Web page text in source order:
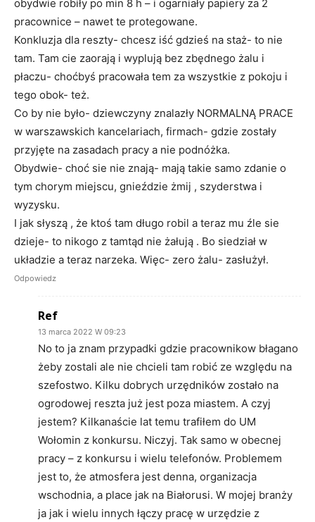
obydwie robiły po min 8 h – i ogarniały papiery za 2
pracownice – nawet te protegowane.
Konkluzja dla reszty- chcesz iść gdzieś na staż- to nie
tam. Tam cie zaorają i wyplują bez zbędnego żalu i
płaczu- choćbyś pracowała tem za wszystkie z pokoju i
tego obok- też.
Co by nie było- dziewczyny znalazły NORMALNĄ PRACE
w warszawskich kancelariach, firmach- gdzie zostały
przyjęte na zasadach pracy a nie podnóżka.
Obydwie- choć sie nie znają- mają takie samo zdanie o
tym chorym miejscu, gnieździe żmij , szyderstwa i
wyzysku.
I jak słyszą , że ktoś tam długo robil a teraz mu źle sie
dzieje- to nikogo z tamtąd nie żałują . Bo siedział w
układzie a teraz narzeka. Więc- zero żalu- zasłużył.
Odpowiedz
Ref
13 marca 2022 W 09:23
No to ja znam przypadki gdzie pracownikow błagano
żeby zostali ale nie chcieli tam robić ze względu na
szefostwo. Kilku dobrych urzędników zostało na
ogrodowej reszta już jest poza miastem. A czyj
jestem? Kilkanaście lat temu trafiłem do UM
Wołomin z konkursu. Niczyj. Tak samo w obecnej
pracy – z konkursu i wielu telefonów. Problemem
jest to, że atmosfera jest denna, organizacja
wschodnia, a place jak na Białorusi. W mojej branży
ja jak i wielu innych łączy pracę w urzędzie z